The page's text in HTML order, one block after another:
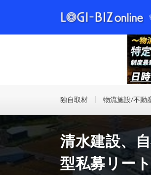
独自取材 物流施設/不動
清水建設、
型私募リー